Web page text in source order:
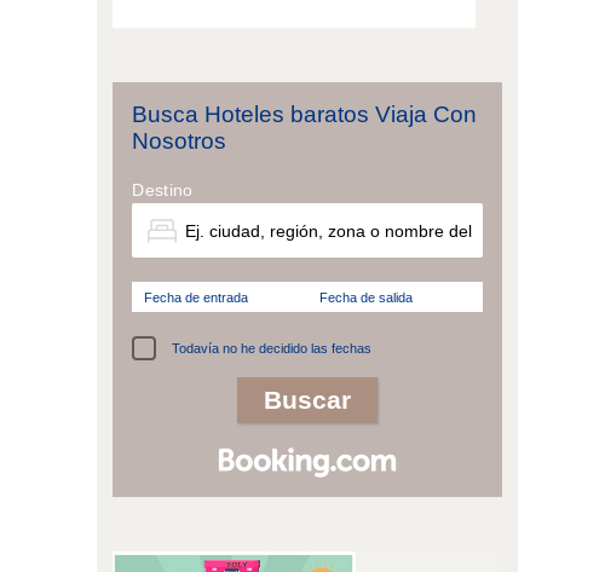
Busca Hoteles baratos Viaja Con
Nosotros
Destino
Fecha de entrada Fecha de salida
Todavía no he decidido las fechas